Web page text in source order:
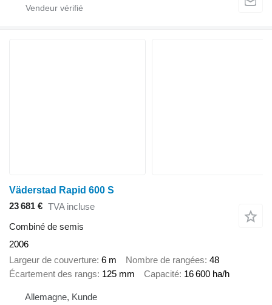
Väderstad Rapid 600 S
23 681 € TVA incluse
Combiné de semis
2006
Largeur de couverture 6 m Nombre de rangées 48
Écartement des rangs 125 mm Capacité 16 600 ha/h
Allemagne, Kunde